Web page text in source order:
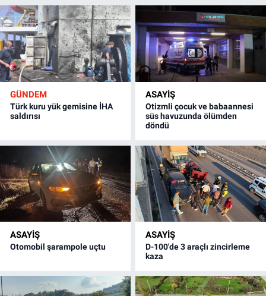
GÜNDEM
Türk kuru yük gemisine İHA
saldırısı
ASAYİŞ
Otizmli çocuk ve babaannesi
süs havuzunda ölümden
döndü
ASAYİŞ
Otomobil şarampole uçtu
ASAYİŞ
D-100'de 3 araçlı zincirleme
kaza